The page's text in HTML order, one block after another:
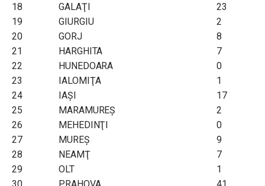
18
GALAŢI
23
19
GIURGIU
2
20
GORJ
8
21
HARGHITA
7
22
HUNEDOARA
0
23
IALOMIŢA
1
24
IAŞI
17
25
MARAMUREŞ
2
26
MEHEDINŢI
0
27
MUREŞ
9
28
NEAMŢ
7
29
OLT
1